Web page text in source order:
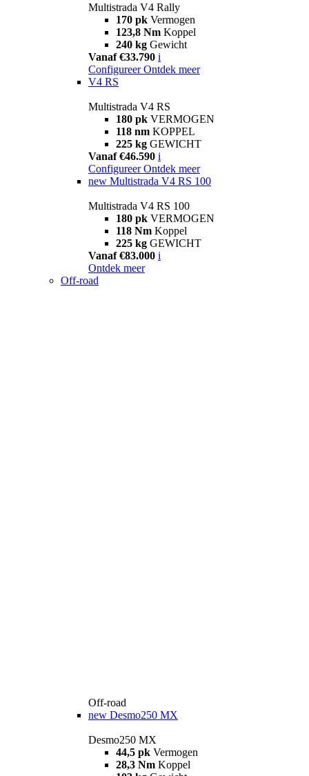
Multistrada V4 Rally
170 pk Vermogen
123,8 Nm Koppel
240 kg Gewicht
Vanaf €33.790 i
Configureer Ontdek meer
V4 RS
Multistrada V4 RS
180 pk VERMOGEN
118 nm KOPPEL
225 kg GEWICHT
Vanaf €46.590 i
Configureer Ontdek meer
new Multistrada V4 RS 100
Multistrada V4 RS 100
180 pk VERMOGEN
118 Nm Koppel
225 kg GEWICHT
Vanaf €83.000 i
Ontdek meer
Off-road
Off-road
new Desmo250 MX
Desmo250 MX
44,5 pk Vermogen
28,3 Nm Koppel